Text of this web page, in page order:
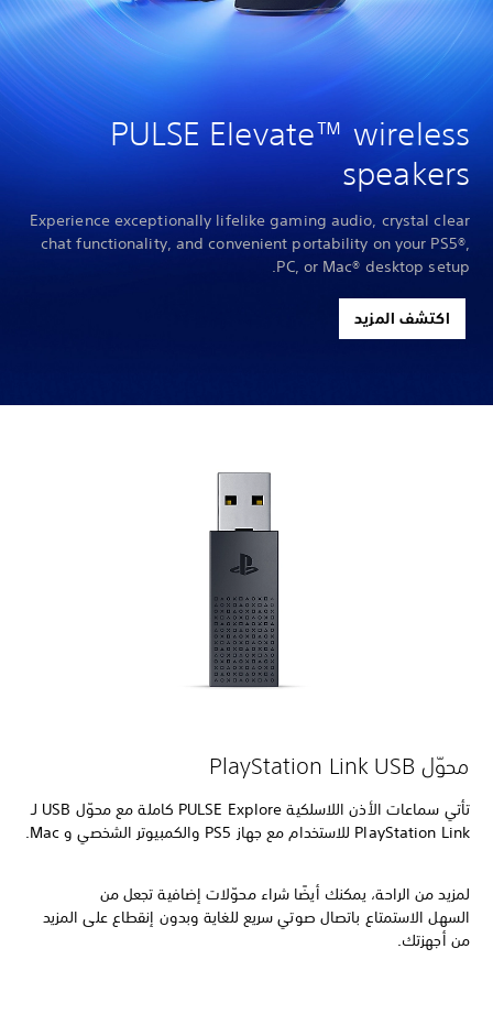
PULSE Elevate™ wireless
speakers
Experience exceptionally lifelike gaming audio, crystal clear
chat functionality, and convenient portability on your PS5®,
PC, or Mac® desktop setup.
اكتشف المزيد
محوّل PlayStation Link USB
تأتي سماعات الأذن اللاسلكية PULSE Explore كاملة مع محوّل USB لـ
PlayStation Link للاستخدام مع جهاز PS5 والكمبيوتر الشخصي و Mac.
لمزيد من الراحة، يمكنك أيضًا شراء محوّلات إضافية تجعل من
السهل الاستمتاع باتصال صوتي سريع للغاية وبدون إنقطاع على المزيد
من أجهزتك.